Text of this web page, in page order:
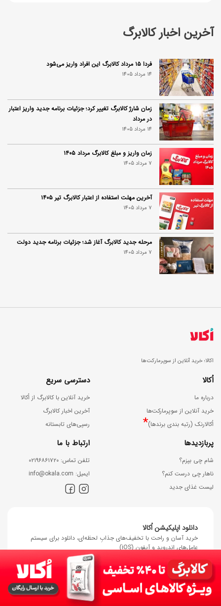
آخرین اخبار کالابرگ
فردا ۱۵ مرداد کالابرگ این افراد واریز می‌شود
14 مرداد 1405
زمان شارژ کالابرگ تغییر کرد؛ جزئیات برنامه جدید واریز اعتبار
در مرداد
14 مرداد 1405
زمان واریز و مبلغ کالابرگ مرداد ۱۴۰۵
7 مرداد 1405
آخرین مهلت استفاده از اعتبار کالابرگ تیر ۱۴۰۵
7 مرداد 1405
مرحله جدید کالابرگ آغاز شد؛ جزئیات برنامه جدید دولت
7 مرداد 1405
اکالا؛ خرید آنلاین از سوپرمارکت‌ها
اُکالا
درباره ما
خرید آنلاین از سوپرمارکت‌ها
اُکالارنک (رتبه بندی برندها)*
دسترسی سریع
خرید آنلاین با کالابرگ از اُکالا
آخرین اخبار کالابرگ
رسپی‌های تابستانه
پربازدیدها
شام چی بپزم؟
ناهار چی درست کنم؟
لیست غذای جدید
ارتباط با ما
ﺗﻠﻔﻦ ﺗﻤﺎس: ۰۲۱۹۶۸۶۱۷۲۰
اﯾﻤﯿﻞ: info@okala.com
دانلود اپلیکیشن اُکالا
خرید آسان و راحت با تخفیف‌های جذابِ لحظه‌ای، دانلود برای سیستم
عامل‌های اندروید و آیفون (iOS)
دریافت مستقیم نسخه اندروید
دریافت از کــــــافه بــــــازار